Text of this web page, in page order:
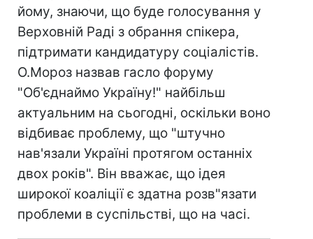
йому, знаючи, що буде голосування у
Верховній Раді з обрання спікера,
підтримати кандидатуру соціалістів.
О.Мороз назвав гасло форуму
"Об'єднаймо Україну!" найбільш
актуальним на сьогодні, оскільки воно
відбиває проблему, що "штучно
нав'язали Україні протягом останніх
двох років". Він вважає, що ідея
широкої коаліції є здатна розв"язати
проблеми в суспільстві, що на часі.